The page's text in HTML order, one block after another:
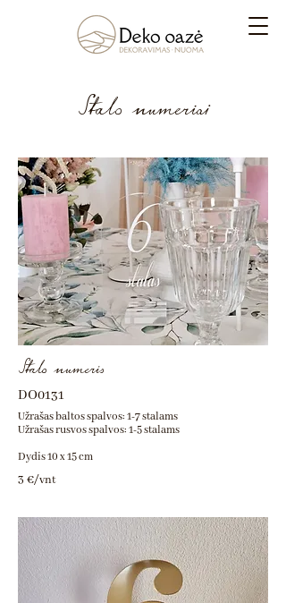
Stalo numeriai
Stalo numeris
DO0131
Užrašas baltos spalvos: 1-7 stalams
Užrašas rusvos spalvos: 1-5 stalams
Dydis 10 x 15 cm
3 €/vnt